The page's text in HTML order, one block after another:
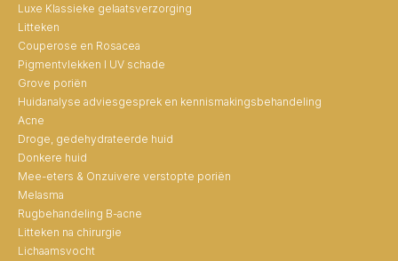
Luxe Klassieke gelaatsverzorging
Litteken
Couperose en Rosacea
Pigmentvlekken I UV schade
Grove poriën
Huidanalyse adviesgesprek en kennismakingsbehandeling
Acne
Droge, gedehydrateerde huid
Donkere huid
Mee-eters & Onzuivere verstopte poriën
Melasma
Rugbehandeling B-acne
Litteken na chirurgie
Lichaamsvocht